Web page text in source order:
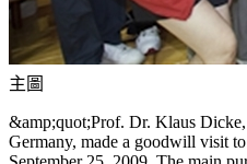
主圖
&amp;quot;Prof. Dr. Klaus
Germany, made a goodwill visit